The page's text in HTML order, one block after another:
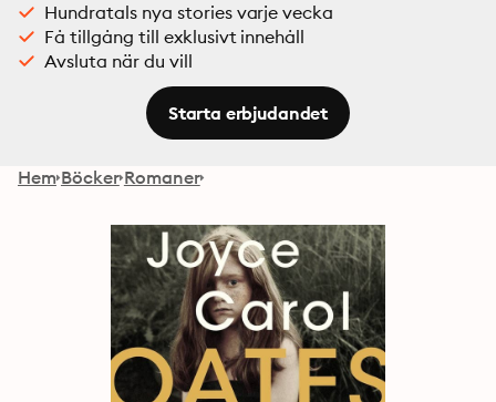
Hundratals nya stories varje vecka
Få tillgång till exklusivt innehåll
Avsluta när du vill
Starta erbjudandet
Hem Böcker Romaner